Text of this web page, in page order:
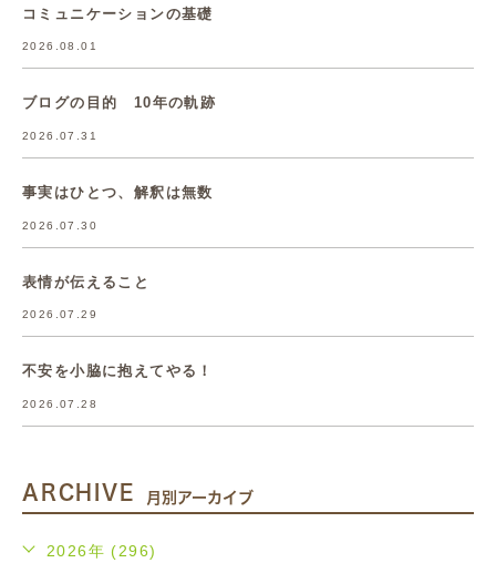
コミュニケーションの基礎
2026.08.01
ブログの目的 10年の軌跡
2026.07.31
事実はひとつ、解釈は無数
2026.07.30
表情が伝えること
2026.07.29
不安を小脇に抱えてやる！
2026.07.28
ARCHIVE 月別アーカイブ
2026年 (296)